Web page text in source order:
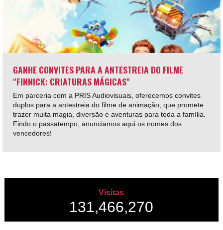
GANHE CONVITES PARA A ANTESTREIA DO FILME
"FINNICK: CRIATURAS MÁGICAS"
Em parceria com a PRIS Audiovisuais, oferecemos convites
duplos para a antestreia do filme de animação, que promete
trazer muita magia, diversão e aventuras para toda a família.
Findo o passatempo, anunciamos aqui os nomes dos
vencedores!
Visitas
131,466,270